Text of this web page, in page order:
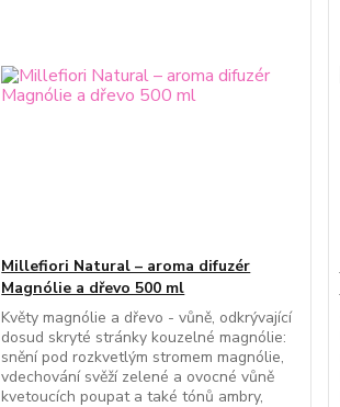
Millefiori Natural – aroma difuzér
Magnólie a dřevo 500 ml
Květy magnólie a dřevo - vůně, odkrývající
dosud skryté stránky kouzelné magnólie:
snění pod rozkvetlým stromem magnólie,
vdechování svěží zelené a ovocné vůně
kvetoucích poupat a také tónů ambry,